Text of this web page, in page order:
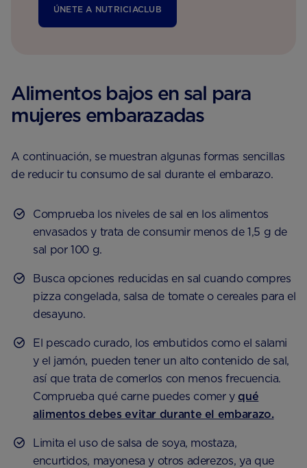
ÚNETE A NUTRICIACLUB
Alimentos bajos en sal para
mujeres embarazadas
A continuación, se muestran algunas formas sencillas
de reducir tu consumo de sal durante el embarazo.
Comprueba los niveles de sal en los alimentos
envasados y trata de consumir menos de 1,5 g de
sal por 100 g.
Busca opciones reducidas en sal cuando compres
pizza congelada, salsa de tomate o cereales para el
desayuno.
El pescado curado, los embutidos como el salami
y el jamón, pueden tener un alto contenido de sal,
así que trata de comerlos con menos frecuencia.
Comprueba qué carne puedes comer y qué
alimentos debes evitar durante el embarazo.
Limita el uso de salsa de soya, mostaza,
encurtidos, mayonesa y otros aderezos, ya que